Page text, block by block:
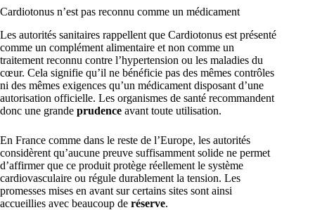
Cardiotonus n’est pas reconnu comme un médicament
Les autorités sanitaires rappellent que Cardiotonus est présenté
comme un complément alimentaire et non comme un
traitement reconnu contre l’hypertension ou les maladies du
cœur. Cela signifie qu’il ne bénéficie pas des mêmes contrôles
ni des mêmes exigences qu’un médicament disposant d’une
autorisation officielle. Les organismes de santé recommandent
donc une grande prudence avant toute utilisation.
En France comme dans le reste de l’Europe, les autorités
considèrent qu’aucune preuve suffisamment solide ne permet
d’affirmer que ce produit protège réellement le système
cardiovasculaire ou régule durablement la tension. Les
promesses mises en avant sur certains sites sont ainsi
accueillies avec beaucoup de réserve.